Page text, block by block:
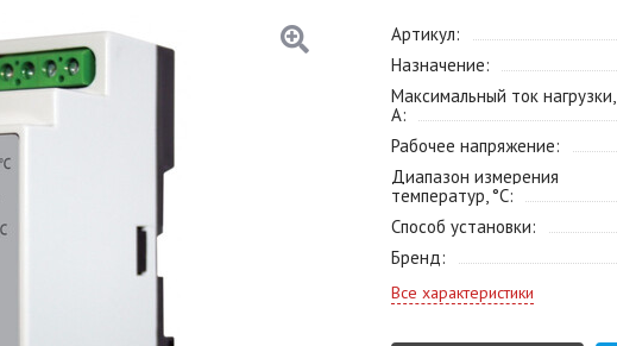
Артикул
Назначение
Максимальный ток нагрузки,
А
Рабочее напряжение
Диапазон измерения
температур, °С
Способ установки
Бренд
Все характеристики